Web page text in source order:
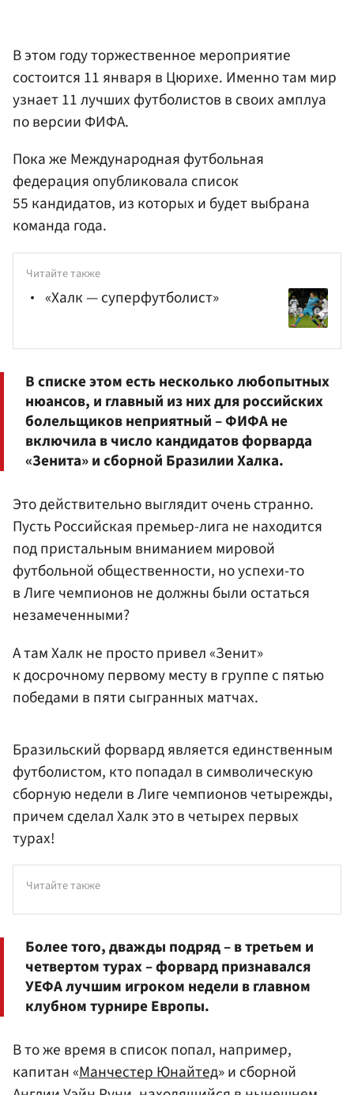
В этом году торжественное мероприятие
состоится 11 января в Цюрихе. Именно там мир
узнает 11 лучших футболистов в своих амплуа
по версии ФИФА.
Пока же Международная футбольная
федерация опубликовала список
55 кандидатов, из которых и будет выбрана
команда года.
Читайте также
«Халк — суперфутболист»
В списке этом есть несколько любопытных
нюансов, и главный из них для российских
болельщиков неприятный – ФИФА не
включила в число кандидатов форварда
«Зенита»и сборной Бразилии Халка.
Это действительно выглядит очень странно.
Пусть Российская премьер-лига не находится
под пристальным вниманием мировой
футбольной общественности, но успехи-то
в Лиге чемпионов не должны были остаться
незамеченными?
А там Халк не просто привел «Зенит»
к досрочному первому месту в группе с пятью
победами в пяти сыгранных матчах.
Бразильский форвард является единственным
футболистом, кто попадал в символическую
сборную недели в Лиге чемпионов четырежды,
причем сделал Халк это в четырех первых
турах!
Читайте также
Более того, дважды подряд – в третьем и
четвертом турах – форвард признавался
УЕФАлучшим игроком недели в главном
клубном турнире Европы.
В то же время в список попал, например,
капитан «Манчестер Юнайтед» и сборной